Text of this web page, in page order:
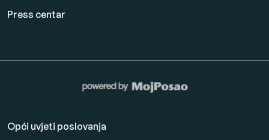
Press centar
Opći uvjeti poslovanja